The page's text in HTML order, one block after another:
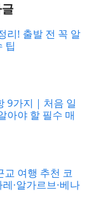
리! 출발 전 꼭 알
팁
9가지｜처음 일
아야 할 필수 매
교 여행 추천 코
·알가르브·베나